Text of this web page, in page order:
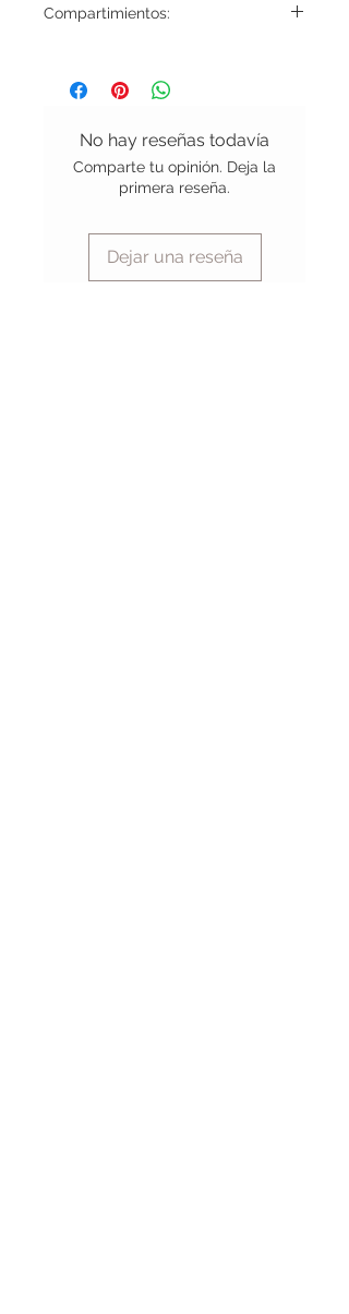
Compartimientos:
No hay reseñas todavía
Comparte tu opinión. Deja la
primera reseña.
Dejar una reseña